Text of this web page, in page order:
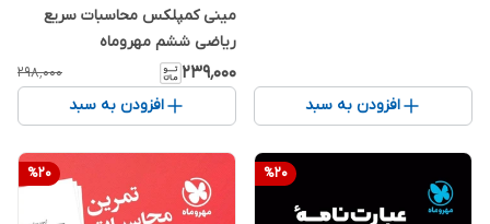
افزودن به سبد
مینی کمپلکس محاسبات سریع
ریاضی ششم مهروماه
۲۳۹٬۰۰۰ ۲۹۸٬۰۰۰
افزودن به سبد
%20
%20